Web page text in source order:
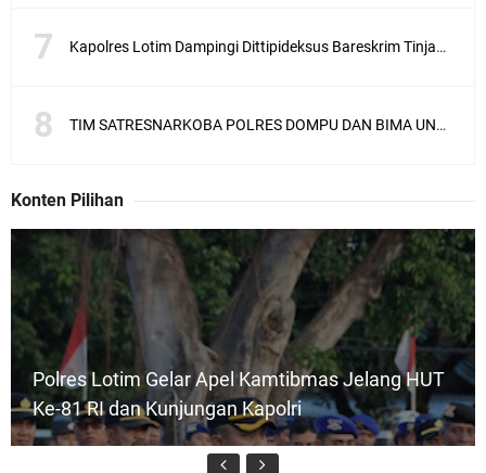
Kapolres Lotim Dampingi Dittipideksus Bareskrim Tinjau Sentra Bawah Putih Sembalun
TIM SATRESNARKOBA POLRES DOMPU DAN BIMA UNGKAP KASUS NARKOBA VIA JASA PENGIRIMAN BARANG JNE
Konten Pilihan
Polres Lotim Gelar Apel Kamtibmas Jelang HUT
Ke-81 RI dan Kunjungan Kapolri